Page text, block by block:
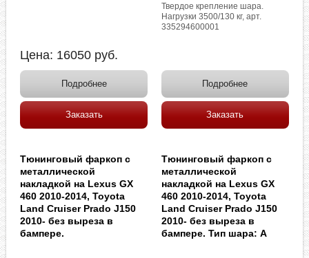
Цена: 16050 руб.
Подробнее
Заказать
Твердое крепление шара.
Нагрузки 3500/130 кг, арт.
335294600001
Подробнее
Заказать
Тюнинговый фаркоп с
металлической
накладкой на Lexus GX
460 2010-2014, Toyota
Land Cruiser Prado J150
2010- без выреза в
бампере.
Тюнинговый фаркоп с
металлической
накладкой на Lexus GX
460 2010-2014, Toyota
Land Cruiser Prado J150
2010- без выреза в
бампере. Тип шара: A